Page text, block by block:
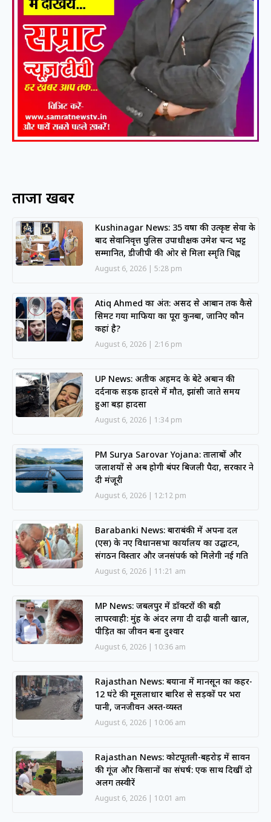
ताजा खबरें
Kushinagar News: 35 वर्षों की उत्कृष्ट सेवा के
बाद सेवानिवृत्त पुलिस उपाधीक्षक उमेश चन्द भट्ट
सम्मानित, डीजीपी की ओर से मिला स्मृति चिह्न
August 6, 2026 5:28 pm
Atiq Ahmed का अंत: असद से आबान तक कैसे
सिमट गया माफिया का पूरा कुनबा, जानिए कौन
कहां है?
August 6, 2026 2:16 pm
UP News: अतीक अहमद के बेटे अबान की
दर्दनाक सड़क हादसे में मौत, झांसी जाते समय
हुआ बड़ा हादसा
August 6, 2026 1:34 pm
PM Surya Sarovar Yojana: तालाबों और
जलाशयों से अब होगी बंपर बिजली पैदा, सरकार ने
दी मंजूरी
August 6, 2026 12:12 pm
Barabanki News: बाराबंकी में अपना दल
(एस) के नए विधानसभा कार्यालय का उद्घाटन,
संगठन विस्तार और जनसंपर्क को मिलेगी नई गति
August 6, 2026 11:21 am
MP News: जबलपुर में डॉक्टरों की बड़ी
लापरवाही: मुंह के अंदर लगा दी दाढ़ी वाली खाल,
पीड़ित का जीवन बना दुश्वार
August 6, 2026 10:36 am
Rajasthan News: बयाना में मानसून का कहर-
12 घंटे की मूसलाधार बारिश से सड़कों पर भरा
पानी, जनजीवन अस्त-व्यस्त
August 6, 2026 10:06 am
Rajasthan News: कोटपूतली-बहरोड़ में सावन
की गूंज और किसानों का संघर्ष: एक साथ दिखीं दो
अलग तस्वीरें
August 6, 2026 10:01 am